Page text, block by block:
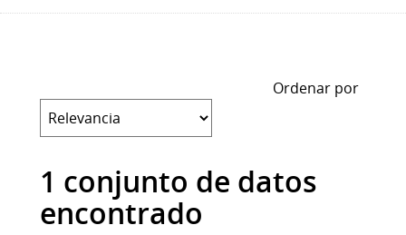
Ordenar por
1 conjunto de datos
encontrado